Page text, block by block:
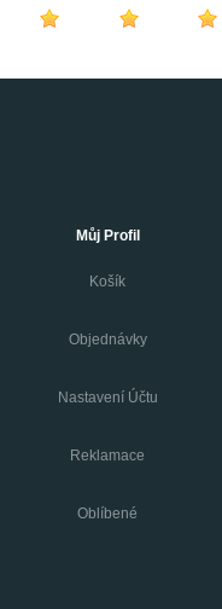
Můj Profil
Košík
Objednávky
Nastavení Účtu
Reklamace
Oblíbené